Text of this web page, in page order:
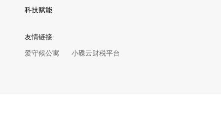
科技赋能
友情链接:
爱守候公寓 小碟云财税平台